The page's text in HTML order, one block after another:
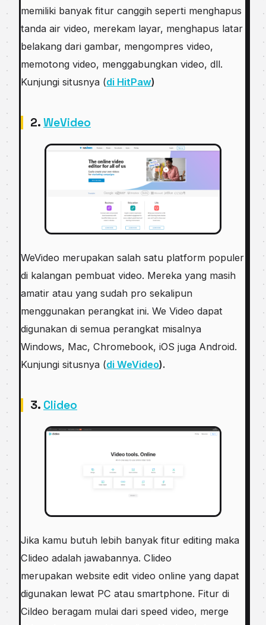
memiliki banyak fitur canggih seperti menghapus
tanda air video, merekam layar, menghapus latar
belakang dari gambar, mengompres video,
memotong video, menggabungkan video, dll.
Kunjungi situsnya (di HitPaw)
2. WeVideo
WeVideo merupakan salah satu platform populer
di kalangan pembuat video. Mereka yang masih
amatir atau yang sudah pro sekalipun
menggunakan perangkat ini. We Video dapat
digunakan di semua perangkat misalnya
Windows, Mac, Chromebook, iOS juga Android.
Kunjungi situsnya (di WeVideo).
3. Clideo
Jika kamu butuh lebih banyak fitur editing maka
Clideo adalah jawabannya. Clideo
merupakan website edit video online yang dapat
digunakan lewat PC atau smartphone. Fitur di
Cildeo beragam mulai dari speed video, merge